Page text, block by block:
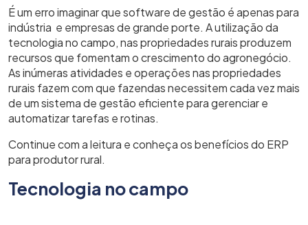
É um erro imaginar que software de gestão é apenas para
indústria e empresas de grande porte. A utilização da
tecnologia no campo, nas propriedades rurais produzem
recursos que fomentam o crescimento do agronegócio.
As inúmeras atividades e operações nas propriedades
rurais fazem com que fazendas necessitem cada vez mais
de um sistema de gestão eficiente para gerenciar e
automatizar tarefas e rotinas.
Continue com a leitura e conheça os benefícios do ERP
para produtor rural.
Tecnologia no campo